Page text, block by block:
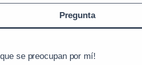
Pregunta
que se preocupan por mí!